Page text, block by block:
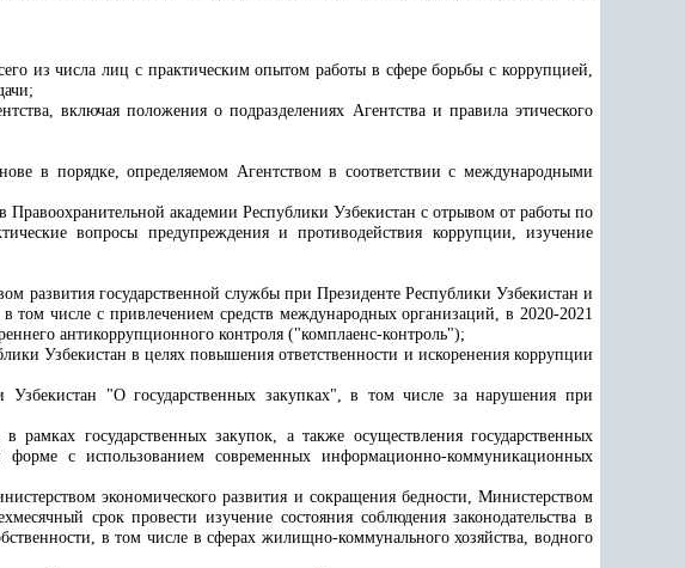
из числа лиц с практическим опытом работы в сфере борьбы с коррупцией,
включая положения о подразделениях Агентства и правила этического
в порядке, определяемом Агентством в соответствии с международными
в Правоохранительной академии Республики Узбекистан с отрывом от работы по
вопросы предупреждения и противодействия коррупции, изучение
развития государственной службы при Президенте Республики Узбекистан и
числе с привлечением средств международных организаций, в 2020-2021
антикоррупционного контроля ("комплаенс-контроль");
Узбекистан в целях повышения ответственности и искоренения коррупции
Узбекистан "О государственных закупках", в том числе за нарушения при
рамках государственных закупок, а также осуществления государственных
с использованием современных информационно-коммуникационных
экономического развития и сокращения бедности, Министерством
срок провести изучение состояния соблюдения законодательства в
в том числе в сферах жилищно-коммунального хозяйства, водного